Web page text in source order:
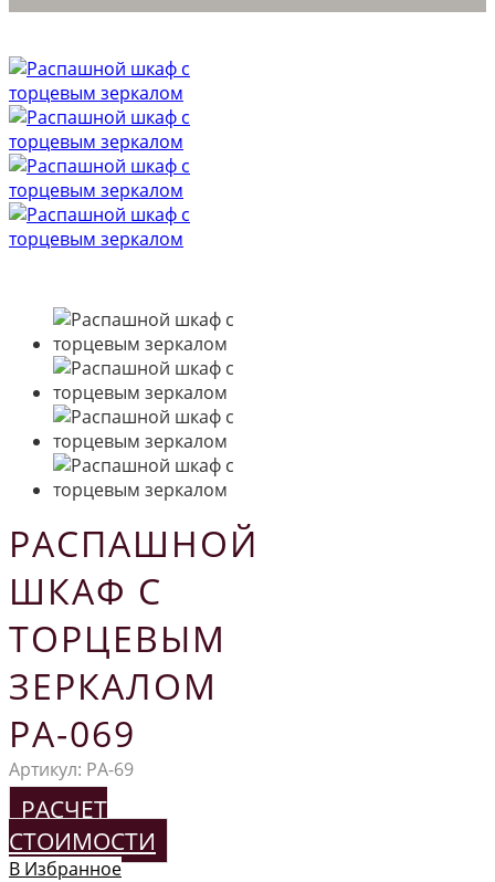
РАСПАШНОЙ
ШКАФ С
ТОРЦЕВЫМ
ЗЕРКАЛОМ
РА-069
Артикул: РА-69
РАСЧЕТ
СТОИМОСТИ
В Избранное